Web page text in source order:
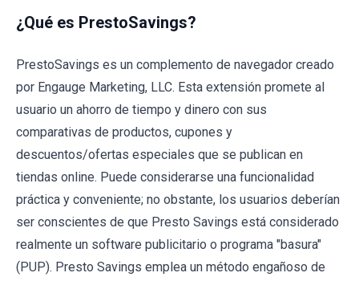
¿Qué es PrestoSavings?
PrestoSavings es un complemento de navegador creado
por Engauge Marketing, LLC. Esta extensión promete al
usuario un ahorro de tiempo y dinero con sus
comparativas de productos, cupones y
descuentos/ofertas especiales que se publican en
tiendas online. Puede considerarse una funcionalidad
práctica y conveniente; no obstante, los usuarios deberían
ser conscientes de que Presto Savings está considerado
realmente un software publicitario o programa "basura"
(PUP). Presto Savings emplea un método engañoso de